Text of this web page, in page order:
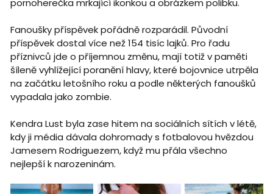
pornoherečka mrkající ikonkou a obrázkem polibku.
Fanoušky příspěvek pořádně rozparádil. Původní
příspěvek dostal více než 154 tisíc lajků. Pro řadu
příznivců jde o příjemnou změnu, mají totiž v paměti
šíleně vyhlížející poranění hlavy, které bojovnice utrpěla
na začátku letošního roku a podle některých fanoušků
vypadala jako zombie.
Kendra Lust byla zase hitem na sociálních sítích v létě,
kdy ji média dávala dohromady s fotbalovou hvězdou
Jamesem Rodriguezem, když mu přála všechno
nejlepší k narozeninám.